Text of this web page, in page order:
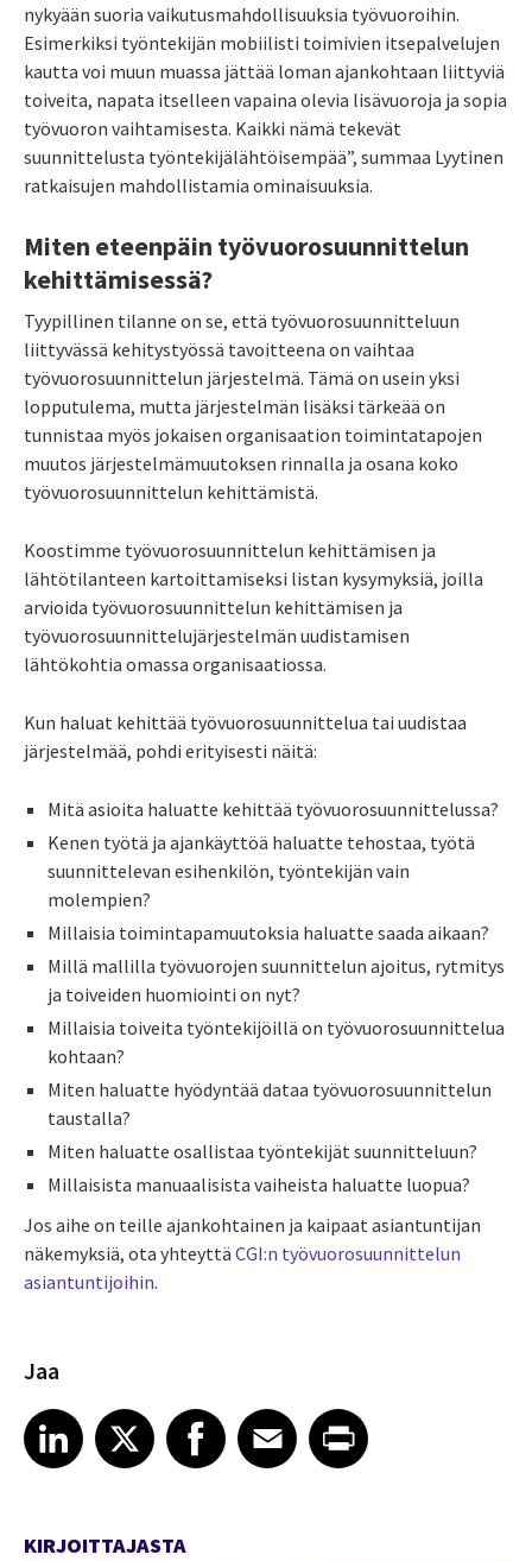
nykyään suoria vaikutusmahdollisuuksia työvuoroihin.
Esimerkiksi työntekijän mobiilisti toimivien itsepalvelujen
kautta voi muun muassa jättää loman ajankohtaan liittyviä
toiveita, napata itselleen vapaina olevia lisävuoroja ja sopia
työvuoron vaihtamisesta. Kaikki nämä tekevät
suunnittelusta työntekijälähtöisempää”, summaa Lyytinen
ratkaisujen mahdollistamia ominaisuuksia.
Miten eteenpäin työvuorosuunnittelun
kehittämisessä?
Tyypillinen tilanne on se, että työvuorosuunnitteluun
liittyvässä kehitystyössä tavoitteena on vaihtaa
työvuorosuunnittelun järjestelmä. Tämä on usein yksi
lopputulema, mutta järjestelmän lisäksi tärkeää on
tunnistaa myös jokaisen organisaation toimintatapojen
muutos järjestelmämuutoksen rinnalla ja osana koko
työvuorosuunnittelun kehittämistä.
Koostimme työvuorosuunnittelun kehittämisen ja
lähtötilanteen kartoittamiseksi listan kysymyksiä, joilla
arvioida työvuorosuunnittelun kehittämisen ja
työvuorosuunnittelujärjestelmän uudistamisen
lähtökohtia omassa organisaatiossa.
Kun haluat kehittää työvuorosuunnittelua tai uudistaa
järjestelmää, pohdi erityisesti näitä:
Mitä asioita haluatte kehittää työvuorosuunnittelussa?
Kenen työtä ja ajankäyttöä haluatte tehostaa, työtä
suunnittelevan esihenkilön, työntekijän vain
molempien?
Millaisia toimintapamuutoksia haluatte saada aikaan?
Millä mallilla työvuorojen suunnittelun ajoitus, rytmitys
ja toiveiden huomiointi on nyt?
Millaisia toiveita työntekijöillä on työvuorosuunnittelua
kohtaan?
Miten haluatte hyödyntää dataa työvuorosuunnittelun
taustalla?
Miten haluatte osallistaa työntekijät suunnitteluun?
Millaisista manuaalisista vaiheista haluatte luopua?
Jos aihe on teille ajankohtainen ja kaipaat asiantuntijan
näkemyksiä, ota yhteyttä CGI:n työvuorosuunnittelun
asiantuntijoihin.
Jaa
Share article on LinkedIn
LinkedIn
Share article on XShare article on Facebook
Facebook
Share article on Email
EmailShare article on Print
KIRJOITTAJASTA